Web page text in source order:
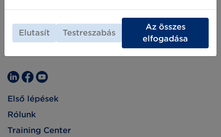
Első lépések
Rólunk
Training Center
Elutasít Testreszabás
Az összes
elfogadása